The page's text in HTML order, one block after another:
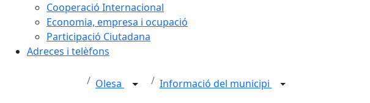
Cooperació Internacional
Economia, empresa i ocupació
Participació Ciutadana
Adreces i telèfons
Olesa Informació del municipi